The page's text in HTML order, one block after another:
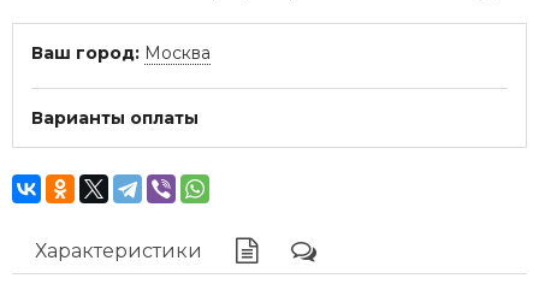
Ваш город: Москва
Варианты оплаты
Характеристики